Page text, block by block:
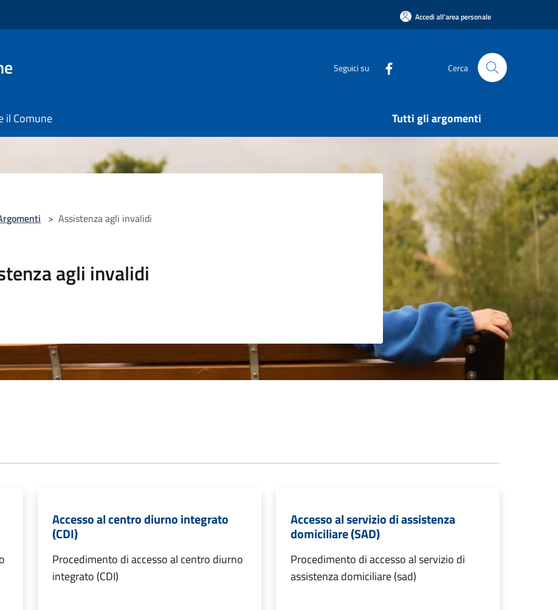
Accedi all'area personale
Seguici su Cerca
il Comune Tutti gli argomenti
> Assistenza agli invalidi
agli invalidi
Accesso al centro diurno integrato
(CDI)
Procedimento di accesso al centro diurno
integrato (CDI)
Accesso al servizio di assistenza
domiciliare (SAD)
Procedimento di accesso al servizio di
assistenza domiciliare (sad)